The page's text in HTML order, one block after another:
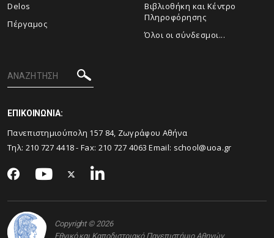
Delos
Πέργαμος
Βιβλιοθήκη και Κέντρο
Πληροφόρησης
Όλοι οι σύνδεσμοι...
ΕΠΙΚΟΙΝΩΝΙΑ:
Πανεπιστημιούπολη 157 84, Ζωγράφου Αθήνα
Τηλ: 210 727 4418- Fax: 210 727 4063 Email: school@uoa.gr
Copyright © 2026
Εθνικό και Καποδιστριακό Πανεπιστήμιο Αθηνών